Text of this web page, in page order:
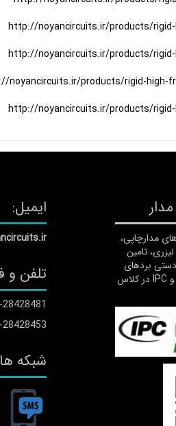
http://noyancircuits.ir/products/
http://noyancircuits.ir/products/
noyancircuits.ir/products/rigid-high-
http://noyancircuits.ir/products/
ایمیل:
تلفن
021-28428481
021-
شبکه
مدارچاپی،
تامین
بردهای
مدارچاپی بر طبق استاندارد های ISO و IPC در کلاس